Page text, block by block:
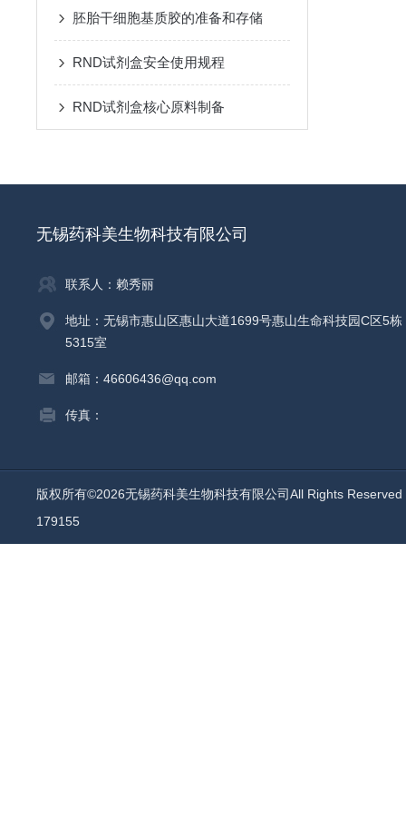
胚胎干细胞基质胶的准备和存储
RND试剂盒安全使用规程
RND试剂盒核心原料制备
无锡药科美生物科技有限公司
联系人：赖秀丽
地址：无锡市惠山区惠山大道1699号惠山生命科技园C区5栋
5315室
邮箱：46606436@qq.com
传真：
版权所有©2026无锡药科美生物科技有限公司All Rights
179155